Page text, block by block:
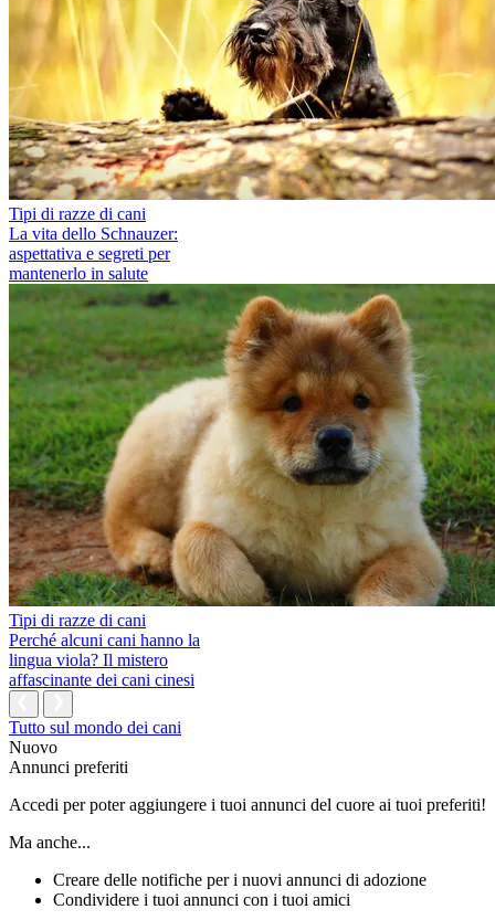
Tipi di razze di cani
La vita dello Schnauzer:
aspettativa e segreti per
mantenerlo in salute
Tipi di razze di cani
Perché alcuni cani hanno la
lingua viola? Il mistero
affascinante dei cani cinesi
Tutto sul mondo dei cani
Nuovo
Annunci preferiti
Accedi per poter aggiungere i tuoi annunci del cuore ai tuoi preferiti!
Ma anche...
Creare delle notifiche per i nuovi annunci di adozione
Condividere i tuoi annunci con i tuoi amici